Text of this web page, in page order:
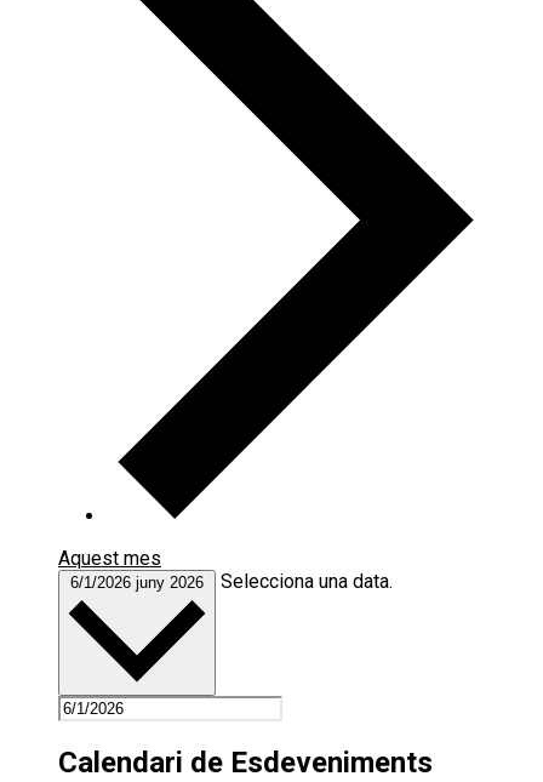
Aquest mes
6/1/2026 juny 2026 Selecciona una data.
Calendari de Esdeveniments